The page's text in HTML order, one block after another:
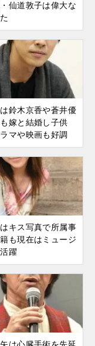
仙道敦子は偉大な
鈴木京香や蒼井優
嫁と結婚し子供
マや映画も好調
キス写真で所属事
も現在はミュージ
躍